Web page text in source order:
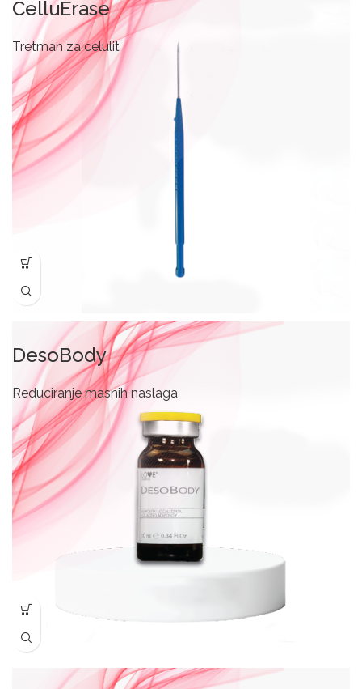
CelluErase
Tretman za celulit
DesoBody
Reduciranje masnih naslaga